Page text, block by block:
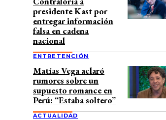
presidente Kast por
entregar información
falsa en cadena
nacional
ENTRETENCIÓN
Matías Vega aclaró
rumores sobre un
supuesto romance en
Perú: “Estaba soltero”
ACTUALIDAD